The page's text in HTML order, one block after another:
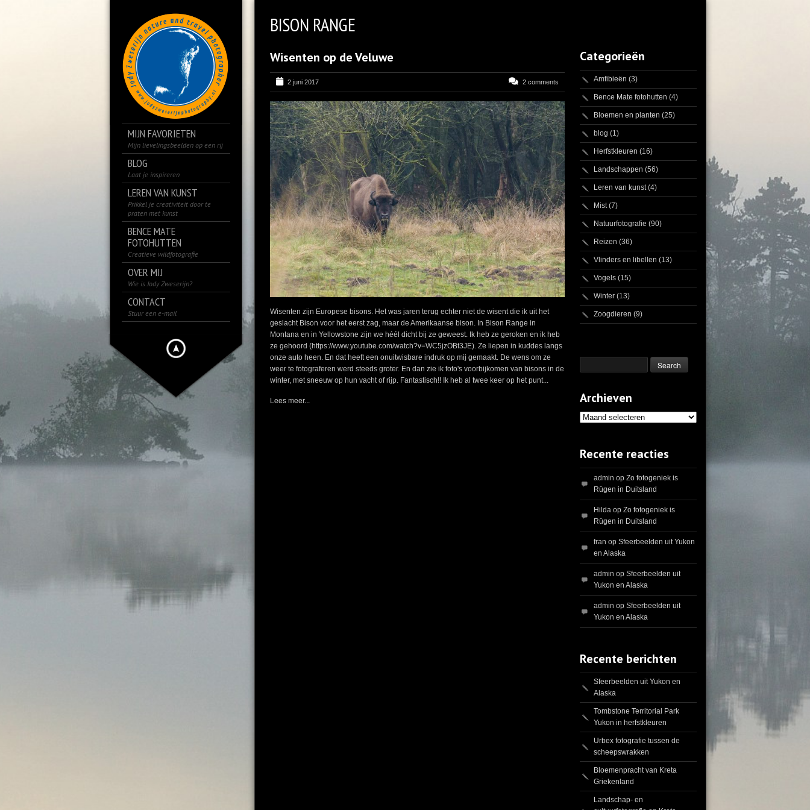
MIJN FAVORIETEN
Mijn lievelingsbeelden op een rij
BLOG
Laat je inspireren
LEREN VAN KUNST
Prikkel je creativiteit door te
praten met kunst
BENCE MATE
FOTOHUTTEN
Creatieve wildfotografie
OVER MIJ
Wie is Jody Zweserijn?
CONTACT
Stuur een e-mail
BISON RANGE
Wisenten op de Veluwe
2 juni 2017 2 comments
Wisenten zijn Europese bisons. Het was jaren terug echter niet de wisent die ik uit het
geslacht Bison voor het eerst zag, maar de Amerikaanse bison. In Bison Range in
Montana en in Yellowstone zijn we héél dicht bij ze geweest. Ik heb ze geroken en ik heb
ze gehoord (https://www.youtube.com/watch?v=WC5jzOBt3JE). Ze liepen in kuddes langs
onze auto heen. En dat heeft een onuitwisbare indruk op mij gemaakt. De wens om ze
weer te fotograferen werd steeds groter. En dan zie ik foto's voorbijkomen van bisons in de
winter, met sneeuw op hun vacht of rijp. Fantastisch!! Ik heb al twee keer op het punt...
Lees meer...
Categorieën
Amfibieën (3)
Bence Mate fotohutten (4)
Bloemen en planten (25)
blog (1)
Herfstkleuren (16)
Landschappen (56)
Leren van kunst(4)
Mist(7)
Natuurfotografie (90)
Reizen (36)
Vlinders en libellen (13)
Vogels (15)
Winter (13)
Zoogdieren (9)
Archieven
Archieven
Recente reacties
admin opZo fotogeniek is
Rügen in Duitsland
Hilda opZo fotogeniek is
Rügen in Duitsland
fran opSfeerbeelden uit Yukon
en Alaska
admin opSfeerbeelden uit
Yukon en Alaska
admin opSfeerbeelden uit
Yukon en Alaska
Recente berichten
Sfeerbeelden uit Yukon en
Alaska
Tombstone Territorial Park
Yukon in herfstkleuren
Urbex fotografie tussen de
scheepswrakken
Bloemenpracht van Kreta
Griekenland
Landschap- en